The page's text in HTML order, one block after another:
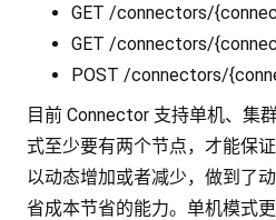
GET /connectors/
GET /connectors/
POST /connectors/
目前 Connector 支持单机、集
式至少要有两个节点，才能保
以动态增加或者减少，做到了
省成本节省的能力。单机模式